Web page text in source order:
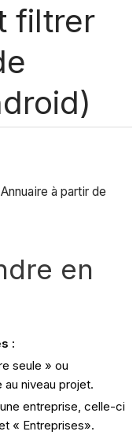
filtrer
à partir de
en
:
seule » ou
au niveau projet.
entreprise, celle-ci
« Entreprises».